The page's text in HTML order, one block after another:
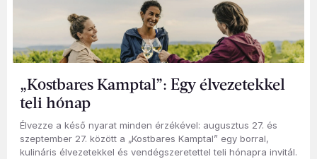
„Kostbares Kamptal”: Egy élvezetekkel
teli hónap
Élvezze a késő nyarat minden érzékével: augusztus 27. és
szeptember 27. között a „Kostbares Kamptal” egy borral,
kulináris élvezetekkel és vendégszeretettel teli hónapra invitál.